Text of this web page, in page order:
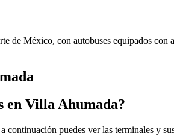
de México, con autobuses equipados
en Villa Ahumada?
continuación puedes ver las terminales y